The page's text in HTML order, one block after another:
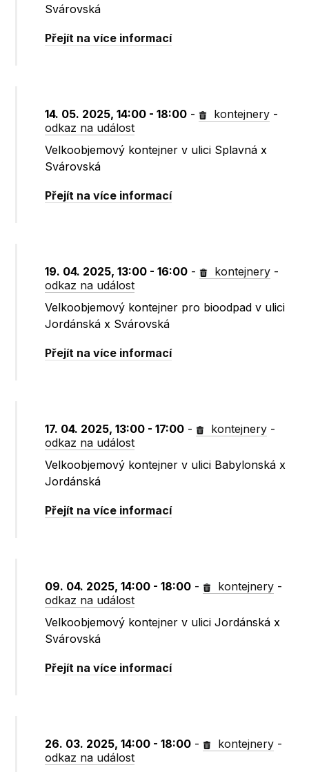
Svárovská
Přejít na více informací
14. 05. 2025, 14:00 - 18:00 - kontejnery -
odkaz na událost
Velkoobjemový kontejner v ulici Splavná x
Svárovská
Přejít na více informací
19. 04. 2025, 13:00 - 16:00 - kontejnery -
odkaz na událost
Velkoobjemový kontejner pro bioodpad v ulici
Jordánská x Svárovská
Přejít na více informací
17. 04. 2025, 13:00 - 17:00 - kontejnery -
odkaz na událost
Velkoobjemový kontejner v ulici Babylonská x
Jordánská
Přejít na více informací
09. 04. 2025, 14:00 - 18:00 - kontejnery -
odkaz na událost
Velkoobjemový kontejner v ulici Jordánská x
Svárovská
Přejít na více informací
26. 03. 2025, 14:00 - 18:00 - kontejnery -
odkaz na událost